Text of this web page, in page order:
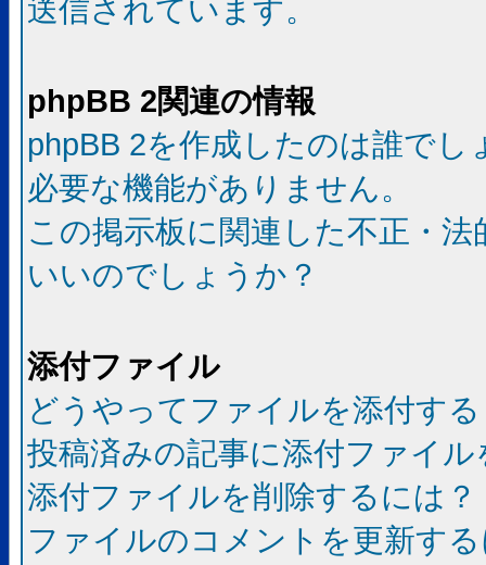
送信されています。
phpBB 2関連の情報
phpBB 2を作成したのは誰でし
必要な機能がありません。
この掲示板に関連した不正・
いいのでしょうか？
添付ファイル
どうやってファイルを添付す
投稿済みの記事に添付ファイ
添付ファイルを削除するには？
ファイルのコメントを更新す